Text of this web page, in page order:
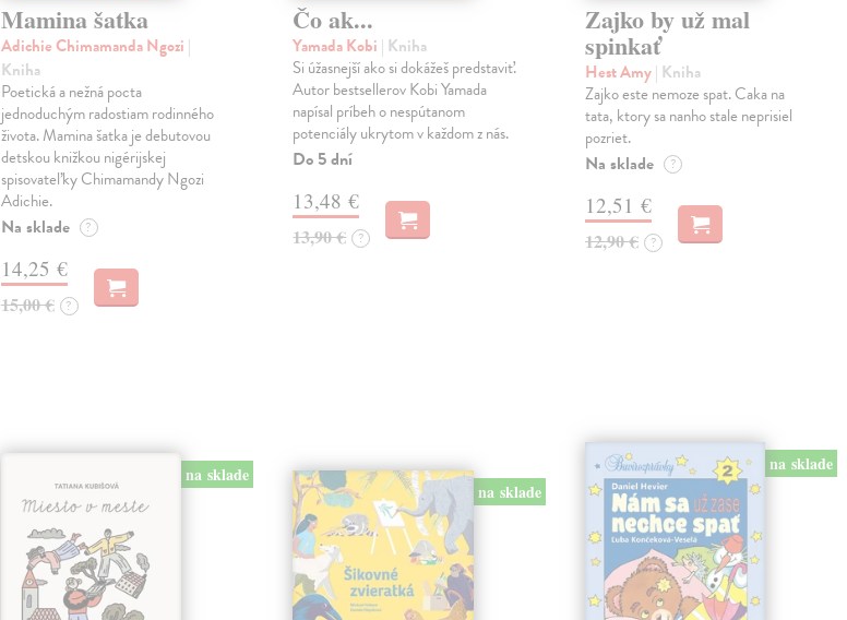
Mamina šatka
Adichie Chimamanda Ngozi |
Kniha
Poetická a nežná pocta
jednoduchým radostiam rodinného
života. Mamina šatka je debutovou
detskou knižkou nigérijskej
spisovateľky Chimamandy Ngozi
Adichie.
Na sklade ?
14,25 €
15,00 € ?
Čo ak...
Yamada Kobi | Kniha
Si úžasnejší ako si dokážeš predstaviť.
Autor bestsellerov Kobi Yamada
napísal príbeh o nespútanom
potenciály ukrytom v každom z nás.
Do 5 dní
13,48 €
13,90 € ?
Zajko by už mal
spinkať
Hest Amy| Kniha
Zajko este nemoze spat. Caka na
tata, ktory sa nanho stale neprisiel
pozriet.
Na sklade ?
12,51 €
12,90 € ?
na sklade
na sklade
na sklade